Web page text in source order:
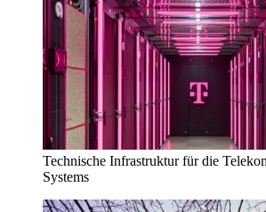
Technische Infrastruktur für die
Systems